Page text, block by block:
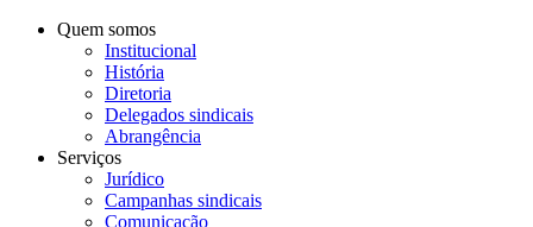
Quem somos
Institucional
História
Diretoria
Delegados sindicais
Abrangência
Serviços
Jurídico
Campanhas sindicais
Comunicação